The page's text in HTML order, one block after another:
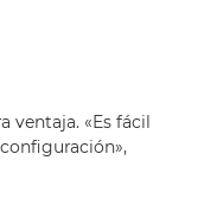
ventaja. «Es fácil